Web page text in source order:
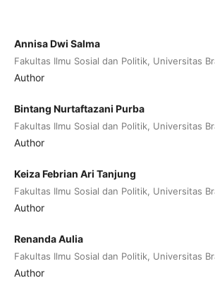
Annisa Dwi Salma
Fakultas Ilmu Sosial dan Politik, Universitas
Author
Bintang Nurtaftazani Purba
Fakultas Ilmu Sosial dan Politik, Universitas
Author
Keiza Febrian Ari Tanjung
Fakultas Ilmu Sosial dan Politik, Universitas
Author
Renanda Aulia
Fakultas Ilmu Sosial dan Politik, Universitas
Author